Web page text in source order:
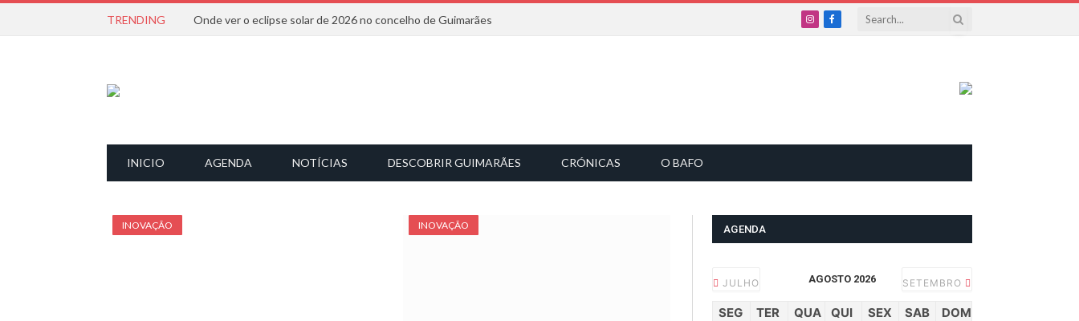
TRENDING Onde ver o eclipse solar de 2026 no concelho de Guimarães
InstagramFacebook
INICIO AGENDA NOTÍCIAS DESCOBRIR GUIMARÃES CRÓNICAS O BAFO
INOVAÇÃO INOVAÇÃO AGENDA
JULHO AGOSTO 2026 SETEMBRO
SEG TER QUA QUI SEX SAB DOM